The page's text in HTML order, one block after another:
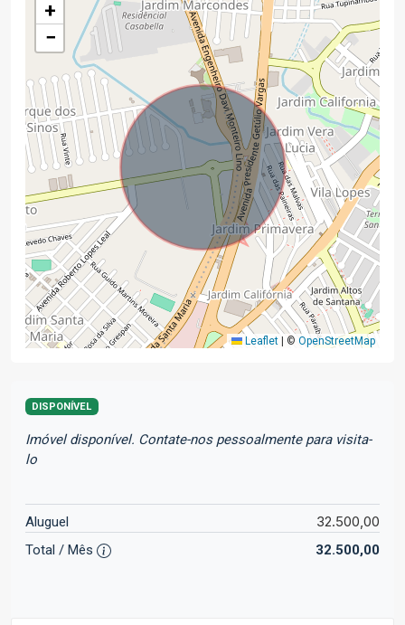
+
−
Leaflet © OpenStreetMap
DISPONÍVEL
Imóvel disponível. Contate-nos pessoalmente para visita-
lo
Aluguel 32.500,00
Total / Mês 32.500,00